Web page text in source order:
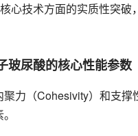
心技术方面的实质性突
玻尿酸的核心性能参数
力（Cohesivity）和支